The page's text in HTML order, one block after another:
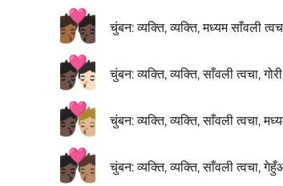
🧑🏾‍❤️‍💋‍🧑🏿 चुंबन: व्यक्ति, व्यक्ति, मध्यम साँवली
🧑🏿‍❤️‍💋‍🧑🏻 चुंबन: व्यक्ति, व्यक्ति, साँवली त्वचा,
🧑🏿‍❤️‍💋‍🧑🏼 चुंबन: व्यक्ति, व्यक्ति, साँवली त्वचा,
🧑🏿‍❤️‍💋‍🧑🏽 चुंबन: व्यक्ति, व्यक्ति, साँवली त्वचा,